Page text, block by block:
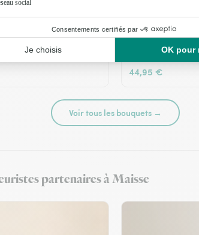
44,95 €
Voir tous les bouquets →
partenaires à Maisse